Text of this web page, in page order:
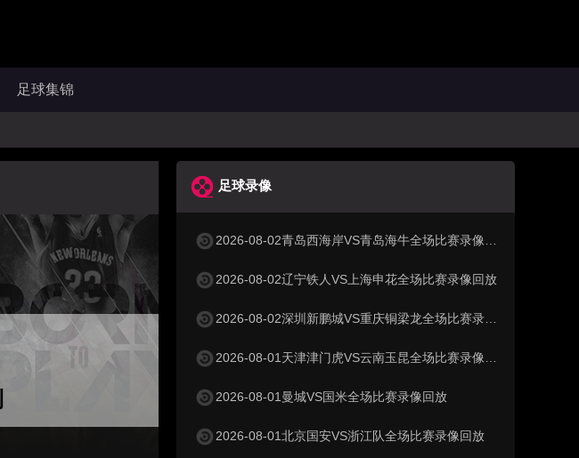
足球集锦
足球录像
2026-08-02青岛西海岸VS青岛海牛全场比赛录像回放
2026-08-02辽宁铁人VS上海申花全场比赛录像回放
2026-08-02深圳新鹏城VS重庆铜梁龙全场比赛录像回放
2026-08-01天津津门虎VS云南玉昆全场比赛录像回放
2026-08-01曼城VS国米全场比赛录像回放
2026-08-01北京国安VS浙江队全场比赛录像回放